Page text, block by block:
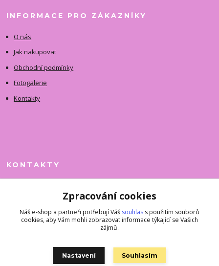
INFORMACE PRO ZÁKAZNÍKY
O nás
Jak nakupovat
Obchodní podmínky
Fotogalerie
Kontakty
KONTAKTY
+420 731 390 323
superkousky@jetovmode.cz
Zpracování cookies
Náš e-shop a partneři potřebují Váš souhlas s použitím souborů
cookies, aby Vám mohli zobrazovat informace týkající se Vašich
zájmů.
Nastavení Souhlasím